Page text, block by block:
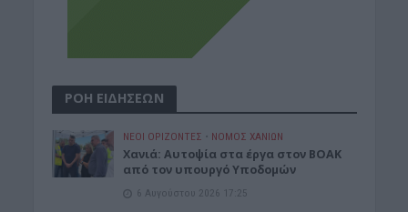
ΡΟΗ ΕΙΔΗΣΕΩΝ
ΝΕΟΙ ΟΡΙΖΟΝΤΕΣ • ΝΟΜΌΣ ΧΑΝΊΩΝ
Χανιά: Αυτοψία στα έργα στον ΒΟΑΚ
από τον υπουργό Υποδομών
6 Αυγούστου 2026 17:25